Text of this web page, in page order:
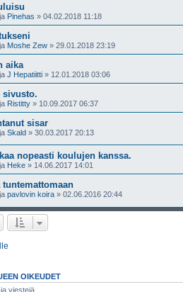
Pinehas » 04.02.2018 11:18
Moshe Zew » 29.01.2018 23:19
aika
J Hepatiitti » 12.01.2018 03:06
sivusto.
Ristitty » 10.09.2017 06:37
sisar
Skald » 30.03.2017 20:13
nopeasti koulujen kanssa.
Heke » 14.06.2017 14:01
tuntemattomaan
pavlovin koira » 02.06.2016 20:44
OIKEUDET
viestejä